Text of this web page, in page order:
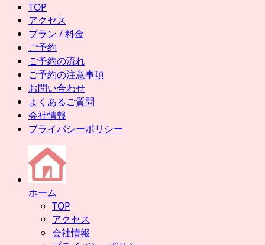
TOP
アクセス
プラン / 料金
ご予約
ご予約の流れ
ご予約の注意事項
お問い合わせ
よくあるご質問
会社情報
プライバシーポリシー
ホーム
TOP
アクセス
会社情報